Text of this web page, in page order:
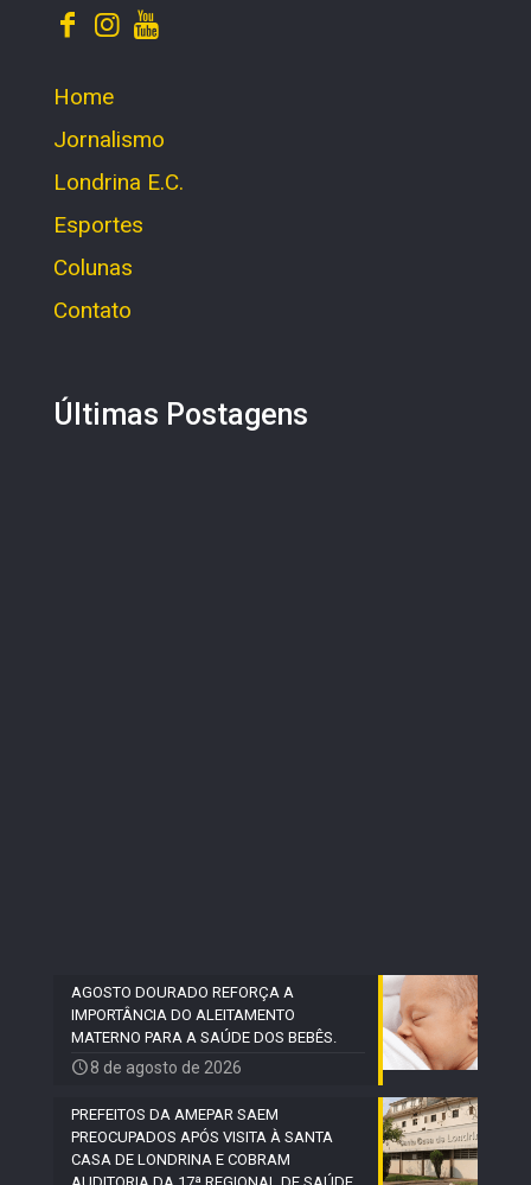
Home
Jornalismo
Londrina E.C.
Esportes
Colunas
Contato
Últimas Postagens
AGOSTO DOURADO REFORÇA A
IMPORTÂNCIA DO ALEITAMENTO
MATERNO PARA A SAÚDE DOS BEBÊS.
8 de agosto de 2026
PREFEITOS DA AMEPAR SAEM
PREOCUPADOS APÓS VISITA À SANTA
CASA DE LONDRINA E COBRAM
AUDITORIA DA 17ª REGIONAL DE SAÚDE.